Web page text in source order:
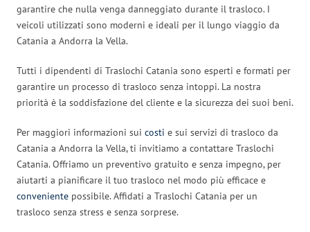
garantire che nulla venga danneggiato durante il trasloco. I
veicoli utilizzati sono moderni e ideali per il lungo viaggio da
Catania a Andorra la Vella.
Tutti i dipendenti di Traslochi Catania sono esperti e formati per
garantire un processo di trasloco senza intoppi. La nostra
priorità è la soddisfazione del cliente e la sicurezza dei suoi beni.
Per maggiori informazioni sui costi e sui servizi di trasloco da
Catania a Andorra la Vella, ti invitiamo a contattare Traslochi
Catania. Offriamo un preventivo gratuito e senza impegno, per
aiutarti a pianificare il tuo trasloco nel modo più efficace e
conveniente possibile. Affidati a Traslochi Catania per un
trasloco senza stress e senza sorprese.